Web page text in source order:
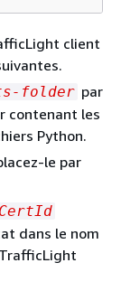
client
folder par
contenant les
Python.
le par
dans le nom